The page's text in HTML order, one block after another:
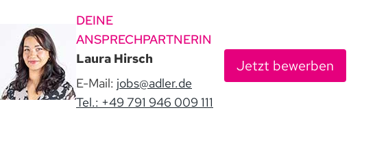
DEINE
ANSPRECHPARTNERIN
Laura Hirsch
E-Mail: jobs@adler.de
Tel.: +49 791 946 009 111
Jetzt bewerben